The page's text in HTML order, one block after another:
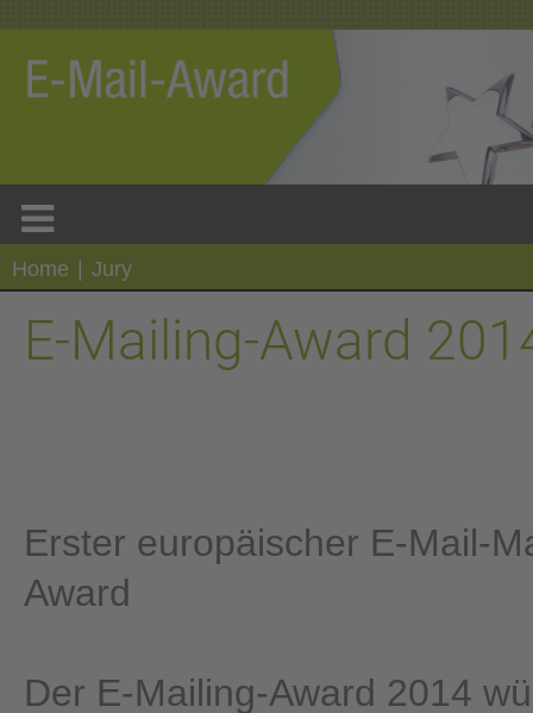
Home Jury
E-Mailing-Award
Erster europäischer E-Mail-
Award
Der E-Mailing-Award 2014